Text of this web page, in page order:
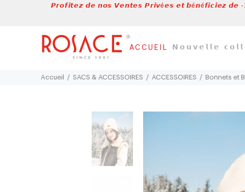
𝙋𝙧𝙤𝙛𝙞𝙩𝙚𝙯 𝙙𝙚 𝙣𝙤𝙨 𝙑𝙚𝙣𝙩𝙚𝙨 𝙋𝙧𝙞𝙫é𝙚𝙨 𝙚𝙩 𝙗é𝙣é𝙛𝙞𝙘𝙞𝙚𝙯
ACCUEIL 𝗡𝗼𝘂𝘃𝗲𝗹𝗹𝗲
Accueil SACS & ACCESSOIRES ACCESSOIRES Bonnets et